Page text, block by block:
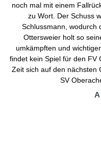
noch mal mit einem
zu Wort. Der Schuss
Schlussmann, wodurch
Ottersweier holt so
umkämpften und
findet kein Spiel für den FV
Zeit sich auf den nächsten
SV